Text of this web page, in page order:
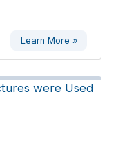
Learn More »